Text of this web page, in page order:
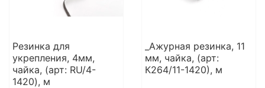
Резинка для
укрепления, 4мм,
чайка, (арт: RU/4-
1420), м
_Ажурная резинка, 11
мм, чайка, (арт:
К264/11-1420), м